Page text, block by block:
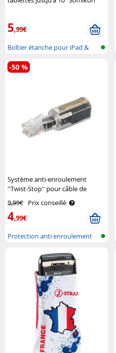
5,99€
Boîtier étanche pour iPad &
tablett..
Système anti-enroulement
''Twist-Stop'' pour câble de
téléphone S-Impuls
9,99€ Prix conseillé
4,99€
-50 %
Protection anti enroulement